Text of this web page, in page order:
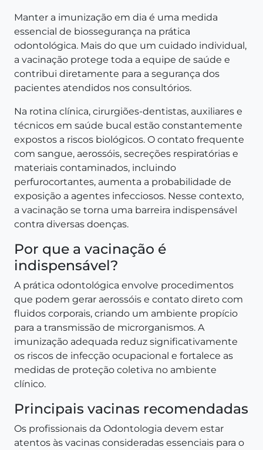
Manter a imunização em dia é uma medida
essencial de biossegurança na prática
odontológica. Mais do que um cuidado individual,
a vacinação protege toda a equipe de saúde e
contribui diretamente para a segurança dos
pacientes atendidos nos consultórios.
Na rotina clínica, cirurgiões-dentistas, auxiliares e
técnicos em saúde bucal estão constantemente
expostos a riscos biológicos. O contato frequente
com sangue, aerossóis, secreções respiratórias e
materiais contaminados, incluindo
perfurocortantes, aumenta a probabilidade de
exposição a agentes infecciosos. Nesse contexto,
a vacinação se torna uma barreira indispensável
contra diversas doenças.
Por que a vacinação é
indispensável?
A prática odontológica envolve procedimentos
que podem gerar aerossóis e contato direto com
fluidos corporais, criando um ambiente propício
para a transmissão de microrganismos. A
imunização adequada reduz significativamente
os riscos de infecção ocupacional e fortalece as
medidas de proteção coletiva no ambiente
clínico.
Principais vacinas recomendadas
Os profissionais da Odontologia devem estar
atentos às vacinas consideradas essenciais para o